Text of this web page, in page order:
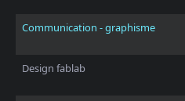
Communication - graphisme
Design fablab